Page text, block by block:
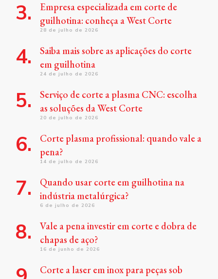
Empresa especializada em corte de
guilhotina: conheça a West Corte
28 de julho de 2026
Saiba mais sobre as aplicações do corte
em guilhotina
24 de julho de 2026
Serviço de corte a plasma CNC: escolha
as soluções da West Corte
20 de julho de 2026
Corte plasma profissional: quando vale a
pena?
14 de julho de 2026
Quando usar corte em guilhotina na
indústria metalúrgica?
6 de julho de 2026
Vale a pena investir em corte e dobra de
chapas de aço?
16 de junho de 2026
Corte a laser em inox para peças sob